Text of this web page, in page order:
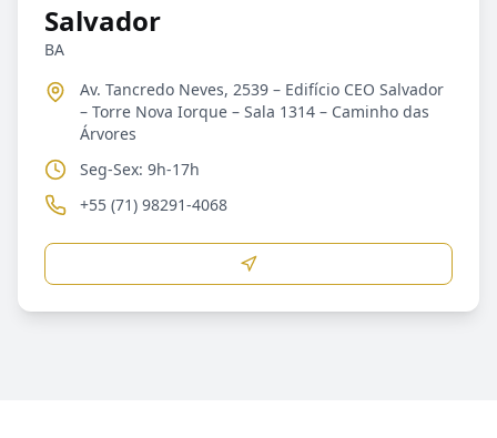
Salvador
BA
Av. Tancredo Neves, 2539 – Edifício CEO Salvador
– Torre Nova Iorque – Sala 1314 – Caminho das
Árvores
Seg-Sex: 9h-17h
+55 (71) 98291-4068